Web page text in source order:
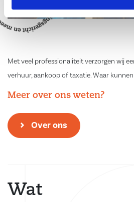
Met veel professionaliteit verzorgen wij
verhuur, aankoop of taxatie. Waar
Meer over ons weten?
Over ons
Wat